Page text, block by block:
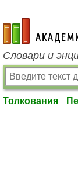
academic.ru
Словари и
Толкования